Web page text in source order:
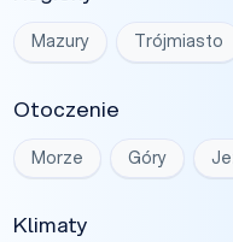
Mazury Trójmiasto
Otoczenie
Morze Góry
Klimaty